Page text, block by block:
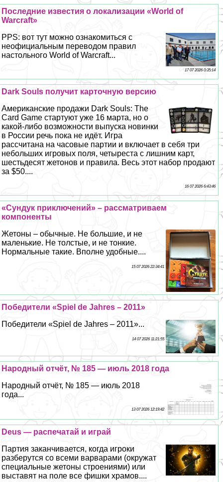
Последние известия о локализации «World of
Warcraft»
PPS: вот тут можно ознакомиться с
неофициальным переводом правил
настольного World of Warcraft...
17 07 2026 0:35:14
Dark Souls получит карточную версию
Американские продажи Dark Souls: The
Card Game стартуют уже 16 марта, но о
какой-либо возможности выпуска новинки
в России речь пока не идёт. Игра
рассчитана на часовые партии и включает в себя три
небольших игровых поля, четыреста с лишним карт,
шестьдесят жетонов и правила. Весь этот набор продают
за $50....
16 07 2026 6:43:46
«Сундук приключений» – рассматриваем
компоненты
Жетоны – обычные. Не большие, и не
маленькие. Не толстые, и не тонкие.
Нормальные такие. Вполне удобные....
15 07 2026 22:34:41
Победители «Spiel de Jahres – 2011»
Победители «Spiel de Jahres – 2011»...
14 07 2026 11:21:55
Народный отчёт, № 185 — июль 2018 года
Народный отчёт, № 185 — июль 2018
года...
13 07 2026 12:19:42
Deus — распечатай и играй
Партия заканчивается, когда игроки
разберутся со всеми варварами (окружат
специальные жетоны строениями) или
выставят на поле все фишки храмов....